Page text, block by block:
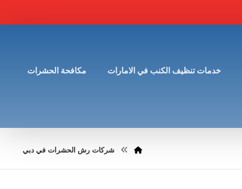
خدمات تنظيف الكنب في الامارات مكافحة الحشرات
شركات رش الحشرات في دبي